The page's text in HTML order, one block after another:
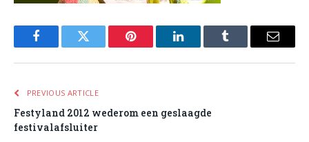
FacebookTwitter Pinterest LinkedInTumblr Email
PREVIOUS ARTICLE
Festyland 2012 wederom een geslaagde
festivalafsluiter